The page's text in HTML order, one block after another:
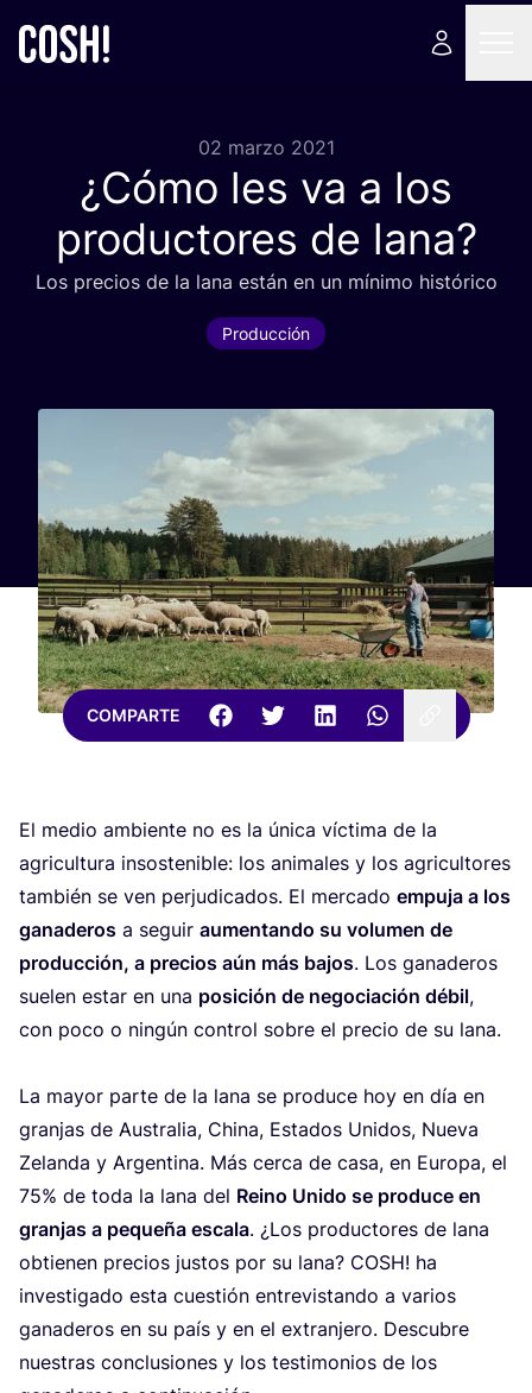
02 marzo 2021
¿Cómo les va a los
productores de lana?
Los pre­cios de la lana están en un míni­mo histórico
Producción
COMPARTE
El medio ambien­te no es la úni­ca víc­ti­ma de la
agri­cul­tu­ra insos­te­ni­ble: los ani­ma­les y los agri­cul­to­res
tam­bién se ven per­ju­di­ca­dos. El mer­ca­do empu­ja a los
gana­de­ros a seguir aumen­tan­do su volu­men de
pro­duc­ción, a pre­cios aún más bajos. Los gana­de­ros
sue­len estar en una posi­ción de nego­cia­ción débil,
con poco o nin­gún con­trol sobre el pre­cio de su lana.
La mayor par­te de la lana se pro­du­ce hoy en día en
gran­jas de Aus­tra­lia, Chi­na, Esta­dos Uni­dos, Nue­va
Zelan­da y Argen­ti­na. Más cer­ca de casa, en Euro­pa, el
75% de toda la lana del Rei­no Uni­do se pro­du­ce en
gran­jas a peque­ña esca­la. ¿Los pro­duc­to­res de lana
obtie­nen pre­cios jus­tos por su lana? COSH! ha
inves­ti­ga­do esta cues­tión entre­vis­tan­do a varios
gana­de­ros en su país y en el extran­je­ro. Des­cu­bre
nues­tras con­clu­sio­nes y los tes­ti­mo­nios de los